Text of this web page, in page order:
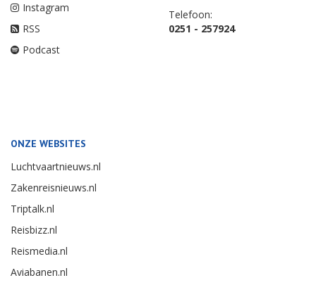
Instagram
RSS
Podcast
Telefoon:
0251 - 257924
ONZE WEBSITES
Luchtvaartnieuws.nl
Zakenreisnieuws.nl
Triptalk.nl
Reisbizz.nl
Reismedia.nl
Aviabanen.nl